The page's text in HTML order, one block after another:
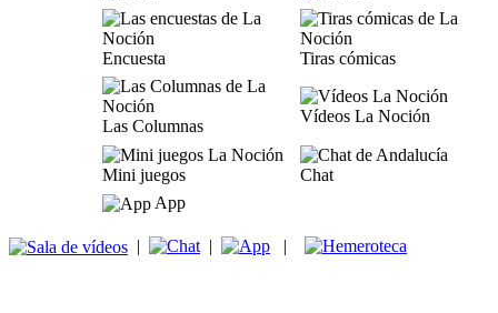
Encuesta Tiras cómicas
Las Columnas
Vídeos La Noción
Mini juegos
Chat
App
| | |